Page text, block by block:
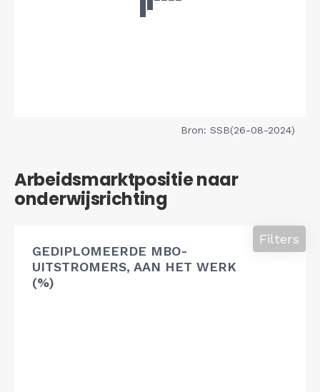
Bron: SSB(26-08-2024)
Arbeidsmarktpositie naar
onderwijsrichting
GEDIPLOMEERDE MBO-
UITSTROMERS, AAN HET WERK
(%)
Filters